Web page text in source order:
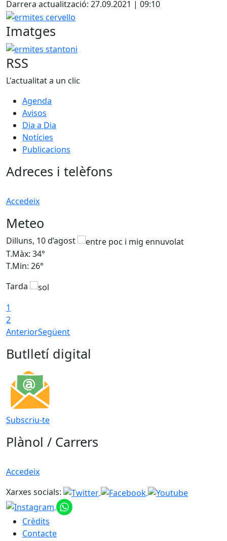
Darrera actualització: 27.09.2021 | 09:10
ermites cervello
Imatges
ermites stantoni
RSS
L'actualitat a un clic
Agenda
Avisos
Dia a Dia
Notícies
Publicacions
Adreces i telèfons
Accedeix
Meteo
Dilluns, 10 d’agost
T.Màx: 34°
T.Min: 26°
Tarda
1
2
AnteriorSegüent
Butlletí digital
Subscriu-te
Plànol / Carrers
Accedeix
Xarxes socials:
Crèdits
Contacte